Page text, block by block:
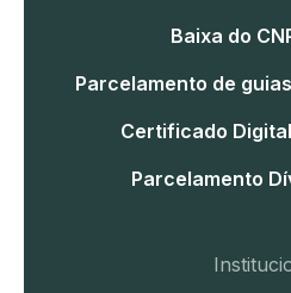
Baixa do
Parcelamento de
Certificado Digital
Parcelamento